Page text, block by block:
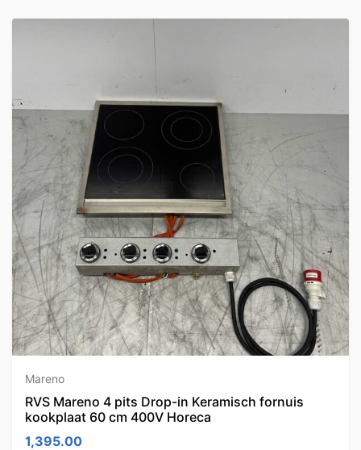
Mareno
RVS Mareno 4 pits Drop-in Keramisch fornuis
kookplaat 60 cm 400V Horeca
1,395.00